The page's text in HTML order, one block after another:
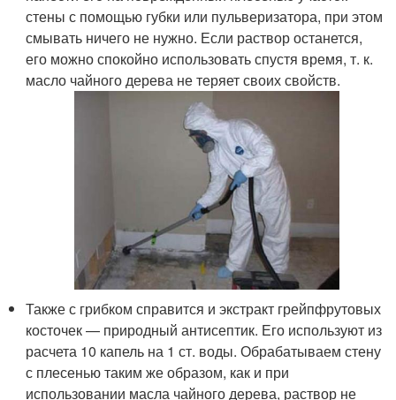
стены с помощью губки или пульверизатора, при этом
смывать ничего не нужно. Если раствор останется,
его можно спокойно использовать спустя время, т. к.
масло чайного дерева не теряет своих свойств.
Также с грибком справится и экстракт грейпфрутовых
косточек — природный антисептик. Его используют из
расчета 10 капель на 1 ст. воды. Обрабатываем стену
с плесенью таким же образом, как и при
использовании масла чайного дерева, раствор не